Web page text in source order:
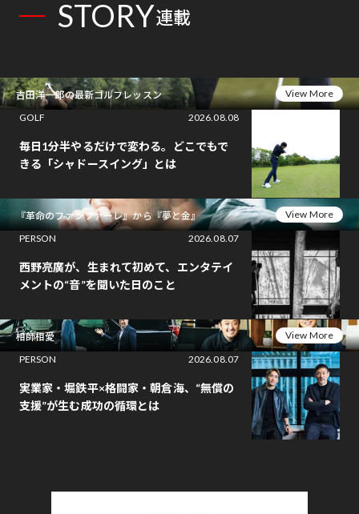
STORY連載
吉田洋一郎の最新ゴルフレッスン
View More
GOLF
2026.08.08
毎日1分半やるだけで変わる。どこでもで
きる「シャドースイング」とは
『革命のファンファーレ』から『夢と金』
View More
PERSON
2026.08.07
西野亮廣が、生まれて初めて、エンタテイ
メントの“音”を聞いた日のこと
相師相愛
View More
PERSON
2026.08.07
実業家・堀鉄平×格闘家・朝倉海、“無償の
支援”が生む成功の循環とは